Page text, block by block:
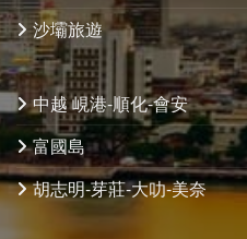
沙壩旅遊
中越 峴港-順化-會安
富國島
胡志明-芽莊-大叻-美奈